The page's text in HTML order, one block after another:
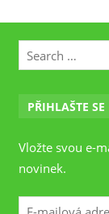
PŘIHLAŠTE
Vložte svou e-
novinek.
E-